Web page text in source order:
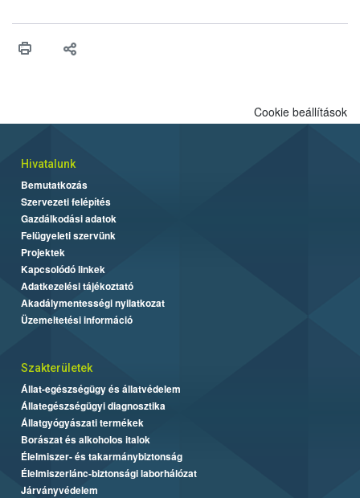
érésű szőlőkben is legyen lehetőség a károsító elleni további
felhasználók számára is elérhető és ökológiai termesztésben is
Cookie beállítások
Hivatalunk
Bemutatkozás
Szervezeti felépítés
Gazdálkodási adatok
Felügyeleti szervünk
Projektek
Kapcsolódó linkek
Adatkezelési tájékoztató
Akadálymentességi nyilatkozat
Üzemeltetési információ
Szakterületek
Állat-egészségügy és állatvédelem
Állategészségügyi diagnosztika
Állatgyógyászati termékek
Borászat és alkoholos italok
Élelmiszer- és takarmánybiztonság
Élelmiszerlánc-biztonsági laborhálózat
Járványvédelem